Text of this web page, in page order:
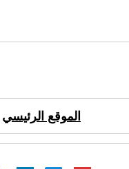
الموقع الرئيسي